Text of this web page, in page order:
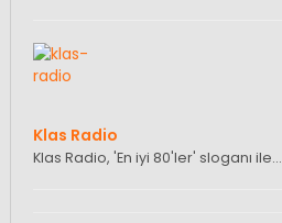
Klas Radio
Klas Radio, 'En iyi 80'ler' sloganı ile…